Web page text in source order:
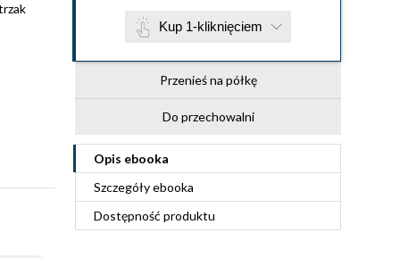
Kup 1-kliknięciem
Przenieś na półkę
Do przechowalni
Opis ebooka
Szczegółyebooka
Dostępność produktu